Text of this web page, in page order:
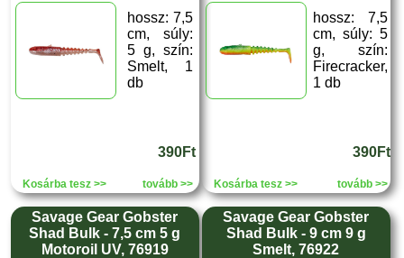
hossz: 7,5
cm, súly:
5 g, szín:
Smelt, 1
db
390Ft
Kosárba tesz >> tovább >>
hossz: 7,5
cm, súly: 5
g, szín:
Firecracker,
1 db
390Ft
Kosárba tesz >> tovább >>
Savage Gear Gobster
Shad Bulk - 7,5 cm 5 g
Motoroil UV, 76919
Savage Gear Gobster
Shad Bulk - 9 cm 9 g
Smelt, 76922